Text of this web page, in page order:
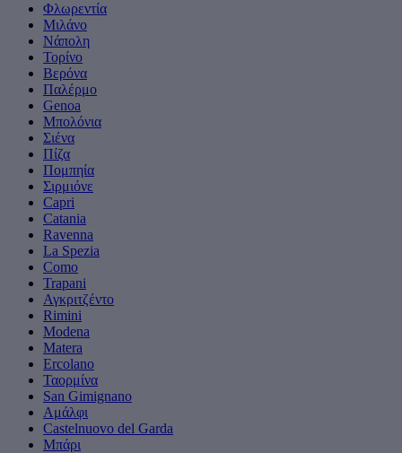
Φλωρεντία
Μιλάνο
Νάπολη
Τορίνο
Βερόνα
Παλέρμο
Genoa
Μπολόνια
Σιένα
Πίζα
Πομπηία
Σιρμιόνε
Capri
Catania
Ravenna
La Spezia
Como
Trapani
Αγκριτζέντο
Rimini
Modena
Matera
Ercolano
Ταορμίνα
San Gimignano
Αμάλφι
Castelnuovo del Garda
Μπάρι